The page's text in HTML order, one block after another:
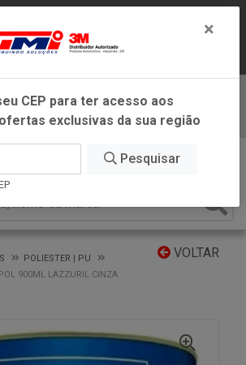
DENTRO DO ESTADO DE
MINAS GERAIS.
Baixe já nosso APP
VOLTAR
POLIESTER | PU
900ML LAZZURIL CINZA
×
CEP para ter acesso aos
exclusivas da sua região
Pesquisar